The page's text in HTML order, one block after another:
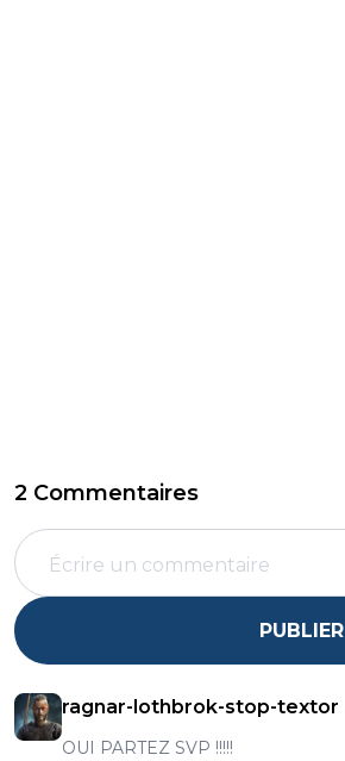
2 Commentaires
PUBLIER
ragnar-lothbrok-stop-textor
OUI PARTEZ SVP !!!!!